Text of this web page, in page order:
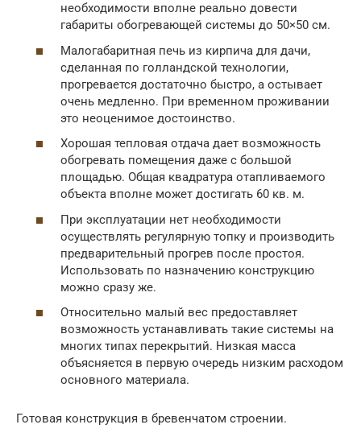
необходимости вполне реально довести
габариты обогревающей системы до 50×50 см.
Малогабаритная печь из кирпича для дачи,
сделанная по голландской технологии,
прогревается достаточно быстро, а остывает
очень медленно. При временном проживании
это неоценимое достоинство.
Хорошая тепловая отдача дает возможность
обогревать помещения даже с большой
площадью. Общая квадратура отапливаемого
объекта вполне может достигать 60 кв. м.
При эксплуатации нет необходимости
осуществлять регулярную топку и производить
предварительный прогрев после простоя.
Использовать по назначению конструкцию
можно сразу же.
Относительно малый вес предоставляет
возможность устанавливать такие системы на
многих типах перекрытий. Низкая масса
объясняется в первую очередь низким расходом
основного материала.
Готовая конструкция в бревенчатом строении.